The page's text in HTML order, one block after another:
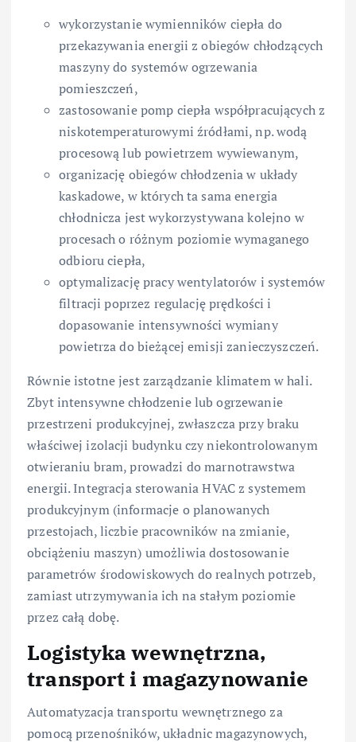
wykorzystanie wymienników ciepła do
przekazywania energii z obiegów chłodzących
maszyny do systemów ogrzewania
pomieszczeń,
zastosowanie pomp ciepła współpracujących z
niskotemperaturowymi źródłami, np. wodą
procesową lub powietrzem wywiewanym,
organizację obiegów chłodzenia w układy
kaskadowe, w których ta sama energia
chłodnicza jest wykorzystywana kolejno w
procesach o różnym poziomie wymaganego
odbioru ciepła,
optymalizację pracy wentylatorów i systemów
filtracji poprzez regulację prędkości i
dopasowanie intensywności wymiany
powietrza do bieżącej emisji zanieczyszczeń.
Równie istotne jest zarządzanie klimatem w hali.
Zbyt intensywne chłodzenie lub ogrzewanie
przestrzeni produkcyjnej, zwłaszcza przy braku
właściwej izolacji budynku czy niekontrolowanym
otwieraniu bram, prowadzi do marnotrawstwa
energii. Integracja sterowania HVAC z systemem
produkcyjnym (informacje o planowanych
przestojach, liczbie pracowników na zmianie,
obciążeniu maszyn) umożliwia dostosowanie
parametrów środowiskowych do realnych potrzeb,
zamiast utrzymywania ich na stałym poziomie
przez całą dobę.
Logistyka wewnętrzna,
transport i magazynowanie
Automatyzacja transportu wewnętrznego za
pomocą przenośników, układnic magazynowych,